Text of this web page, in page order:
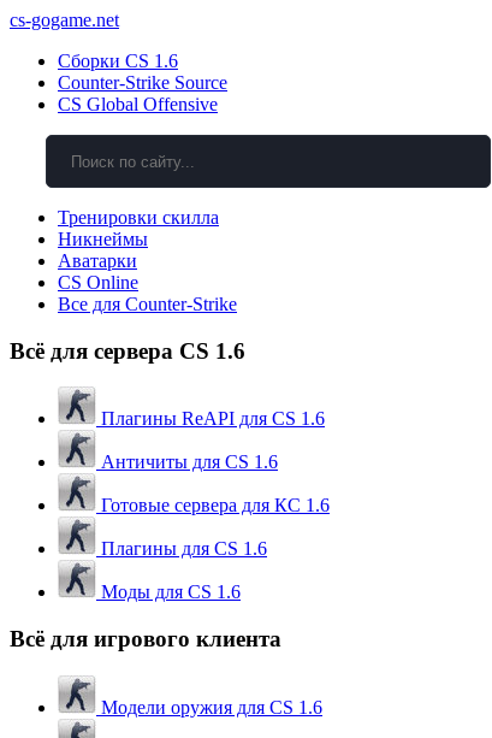
cs-gogame.net
Сборки CS 1.6
Counter-Strike Source
CS Global Offensive
Тренировки скилла
Никнеймы
Аватарки
CS Online
Все для Counter-Strike
Всё для сервера CS 1.6
Плагины ReAPI для CS 1.6
Античиты для CS 1.6
Готовые сервера для КС 1.6
Плагины для CS 1.6
Моды для CS 1.6
Всё для игрового клиента
Модели оружия для CS 1.6